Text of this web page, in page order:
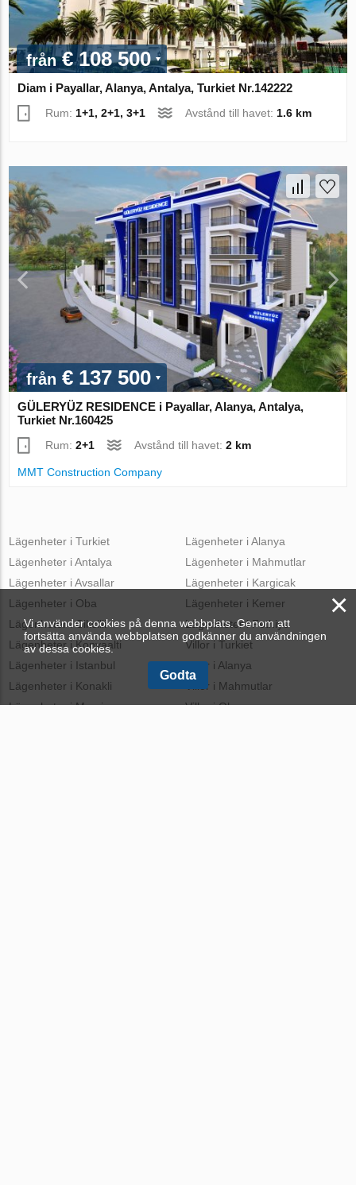
från€ 108 500
Diam i Payallar, Alanya, Antalya, Turkiet Nr.142222
Rum: 1+1, 2+1, 3+1 Avstånd till havet: 1.6 km
från € 137 500
GÜLERYÜZ RESIDENCE i Payallar, Alanya, Antalya,
Turkiet Nr.160425
Rum:2+1 Avstånd till havet:2 km
MMT Construction Company
Lägenheter i Turkiet
Lägenheter i Antalya
Lägenheter i Avsallar
Lägenheter i Oba
Lägenheter i Cikcilli
Lägenheter i Alanya
Lägenheter i Mahmutlar
Lägenheter i Kargicak
Lägenheter i Kemer
Lägenheter i Fethiye
Lägenheter i Konyaalti
Lägenheter i Istanbul
Lägenheter i Konakli
Lägenheter i Mersin
Villor i Turkiet
Villor i Alanya
Villor i Mahmutlar
Villor i Oba
×
Vi använder cookies på denna webbplats. Genom att
fortsätta använda webbplatsen godkänner du användningen
av dessa cookies.
Godta